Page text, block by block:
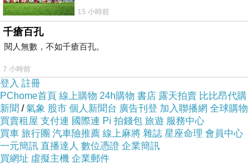
15 小時前
千瘡百孔
閱人無數，不如千瘡百孔。
7 小時前
登入 註冊
PChome首頁 線上購物 24h購物 書店 露天拍賣 比比昂代購
新聞 /氣象 股市 個人新聞台 廣告刊登 加入聯播網 全球購物
買賣租屋 支付連 國際連 Pi 拍錢包 旅遊 服務中心
買車 旅行團 汽車險推薦 線上麻將 雜誌 星座命理 會員中心
一元簡訊 直播達人 數位憑證 企業簡訊
買網址 虛擬主機 企業郵件